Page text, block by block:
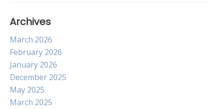
Archives
March 2026
February 2026
January 2026
December 2025
May 2025
March 2025